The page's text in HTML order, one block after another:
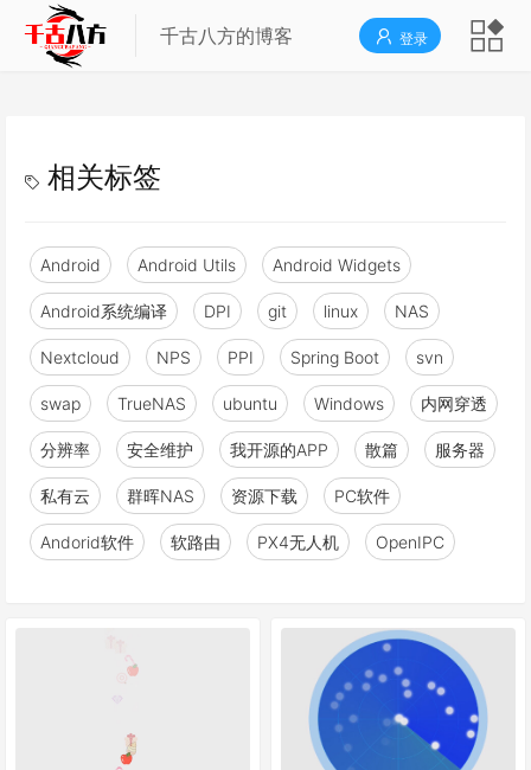
千古八方的博客 登录
相关标签
Android Android Utils Android Widgets
Android系统编译 DPI git linux NAS
Nextcloud NPS PPI Spring Boot svn
swap TrueNAS ubuntu Windows 内网穿透
分辨率 安全维护 我开源的APP 散篇 服务器
私有云 群晖NAS 资源下载 PC软件
Andorid软件 软路由 PX4无人机 OpenIPC